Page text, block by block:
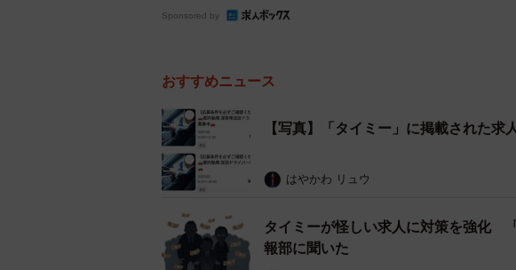
Sponsored by
おすすめニュース
【写真】「タイミー」に掲載された求
はやかわ リュウ
タイミーが怪しい求人に対策を強化
報部に聞いた